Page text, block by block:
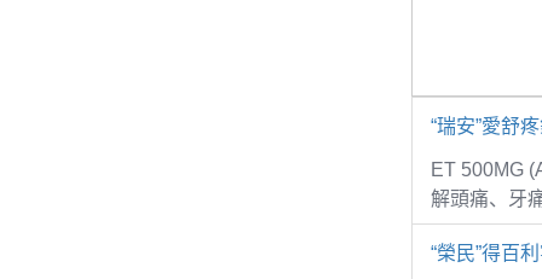
“瑞安”愛舒
ET 500MG
解頭痛、牙
“榮民”得百